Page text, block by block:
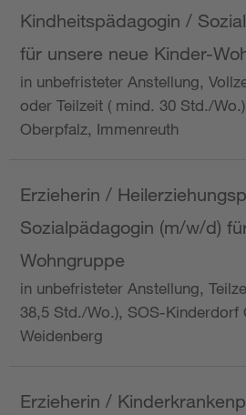
Kindheitspädagogin /
für unsere neue Kinder-
in unbefristeter Anstellung,
oder Teilzeit ( mind. 30 Std./
Oberpfalz, Immenreuth
Erzieherin /
Sozialpädagogin (m/w/d)
Wohngruppe
in unbefristeter Anstellung,
38,5 Std./Wo.), SOS-Kinderdorf
Weidenberg
Erzieherin /